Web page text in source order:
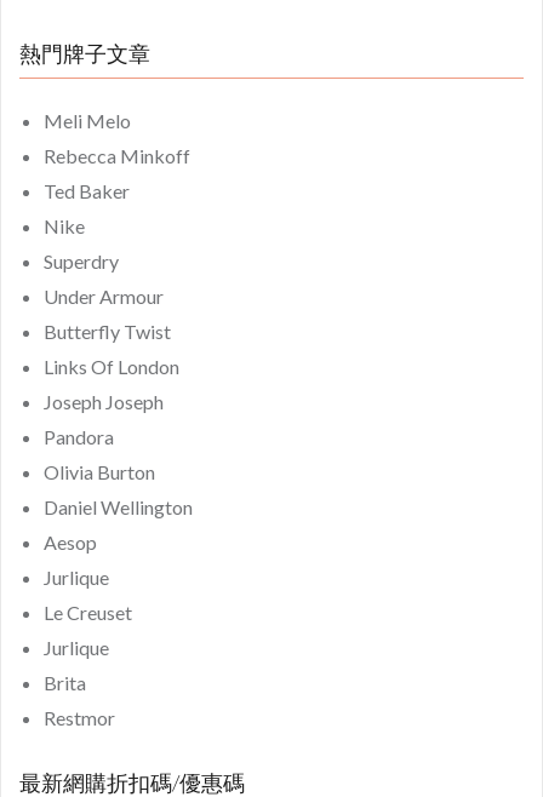
熱門牌子文章
Meli Melo
Rebecca Minkoff
Ted Baker
Nike
Superdry
Under Armour
Butterfly Twist
Links Of London
Joseph Joseph
Pandora
Olivia Burton
Daniel Wellington
Aesop
Jurlique
Le Creuset
Jurlique
Brita
Restmor
最新網購折扣碼/優惠碼